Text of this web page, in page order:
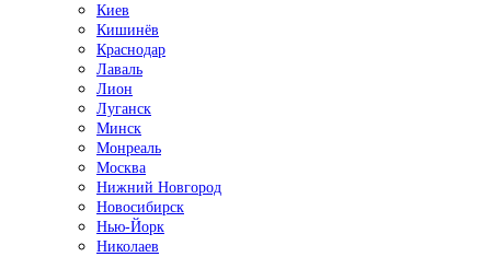
Киев
Кишинёв
Краснодар
Лаваль
Лион
Луганск
Минск
Монреаль
Москва
Нижний Новгород
Новосибирск
Нью-Йорк
Николаев